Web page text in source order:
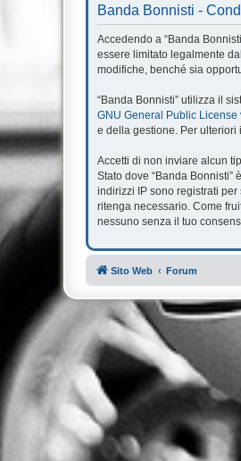
Banda Bonnisti -
Accedendo a “Banda
essere limitato legalmente
modifiche, benché sia
“Banda Bonnisti” utilizza il
GNU General Public License
e della gestione. Per ulteriori
Accetti di non inviare alcun
Stato dove “Banda
indirizzi IP sono registrati
ritenga necessario. Come
nessuno senza il tuo
Sito Web Forum